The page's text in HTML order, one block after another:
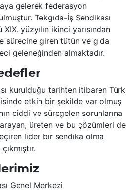
gelerek federasyon
Tekgıda-İş Sendikası
yüzyılın ikinci yarısından
sürecine giren tütün ve gıda
geleneğinden almaktadır.
kurulduğu tarihten itibaren Türk
etkin bir şekilde var olmuş
ciddi ve süregelen sorunlarına
üreten ve bu çözümleri de
lider bir sendika olma
Genel Merkezi